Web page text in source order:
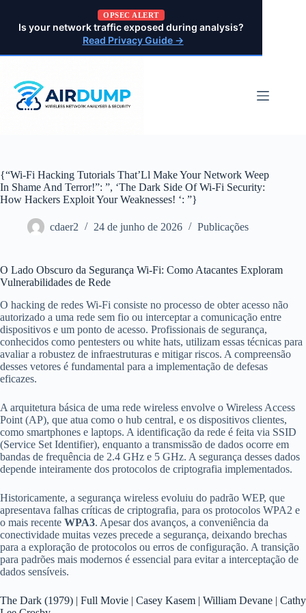
OPSEC ALERT
Is your network traffic exposed during analysis?
Read Privacy Guide →
{“Wi-Fi Hacking Tutorials That’Ll Make Your Network Weep
In Shame And Terror!”: ”, ‘The Dark Side Of Wi-Fi Security:
How Hackers Exploit Your Weaknesses! ‘: ”}
cdaer2 24 de junho de 2026 Publicações
O Lado Obscuro da Segurança Wi-Fi: Como Atacantes Exploram
Vulnerabilidades de Rede
O hacking de redes Wi-Fi consiste no processo de obter acesso não
autorizado a uma rede sem fio ou interceptar a comunicação entre
dispositivos e um ponto de acesso. Profissionais de segurança,
conhecidos como pentesters ou white hats, utilizam essas técnicas para
avaliar a robustez de infraestruturas e mitigar riscos. A compreensão
desses vetores é fundamental para a implementação de defesas
eficazes.
A arquitetura básica de uma rede wireless envolve o Wireless Access
Point (AP), que atua como o hub central, e os dispositivos clientes,
como smartphones e laptops. A identificação da rede é feita via SSID
(Service Set Identifier), enquanto a transmissão de dados ocorre em
bandas de frequência de 2.4 GHz e 5 GHz. A segurança desses dados
depende inteiramente dos protocolos de criptografia implementados.
Historicamente, a segurança wireless evoluiu do padrão WEP, que
apresentava falhas críticas de criptografia, para os protocolos WPA2 e
o mais recente WPA3. Apesar dos avanços, a conveniência da
conectividade muitas vezes precede a segurança, deixando brechas
para a exploração de protocolos ou erros de configuração. A transição
para padrões mais modernos é essencial para evitar a interceptação de
dados sensíveis.
The Dark (1979) | Full Movie | Casey Kasem | William Devane | Cathy